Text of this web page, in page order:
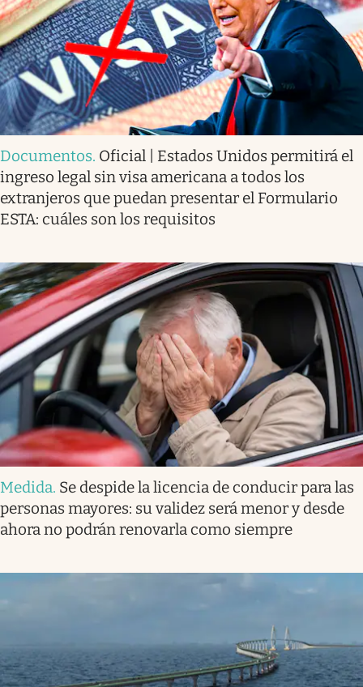
Documentos. Oficial | Estados Unidos permitirá el
ingreso legal sin visa americana a todos los
extranjeros que puedan presentar el Formulario
ESTA: cuáles son los requisitos
Medida. Se despide la licencia de conducir para las
personas mayores: su validez será menor y desde
ahora no podrán renovarla como siempre